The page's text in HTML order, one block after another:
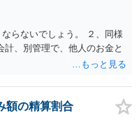
らないでしょう。 ２、同様
、別管理で、他人のお金と
額の精算割合